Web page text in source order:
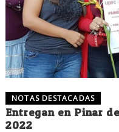
NOTAS DESTACADAS
Entregan en Pinar
2022